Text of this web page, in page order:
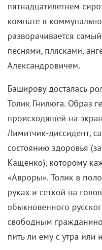
пятнадцатилетнем
комнате в
разворачивается
песнями, плясками,
Александровичем.
Баширову досталась
Толик Гнилюга. Образ
происходящей на
Лимитчик-диссидент,
состоянию здоровья
Кащенко), которому
«Авроры». Толик в
руках и сеткой на
обыкновенного
свободным
пить ли ему с утра или